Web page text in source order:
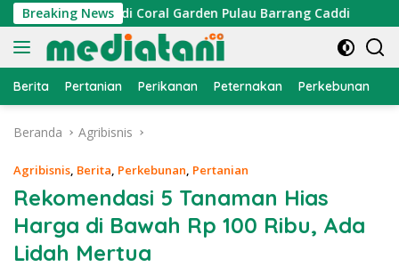
Langsung
ke
konten
Breaking News
di Coral Garden Pulau Barrang Caddi PDKT
Berita Pertanian Perikanan Peternakan Perkebunan
Beranda Agribisnis
Agribisnis, Berita, Perkebunan, Pertanian
Rekomendasi 5 Tanaman Hias
Harga di Bawah Rp 100 Ribu, Ada
Lidah Mertua